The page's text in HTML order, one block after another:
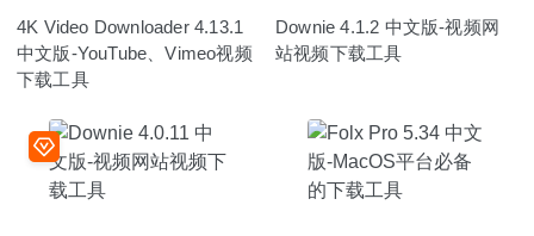
4K Video Downloader 4.13.1
中文版-YouTube、Vimeo视频
下载工具
Downie 4.1.2 中文版-视频网
站视频下载工具